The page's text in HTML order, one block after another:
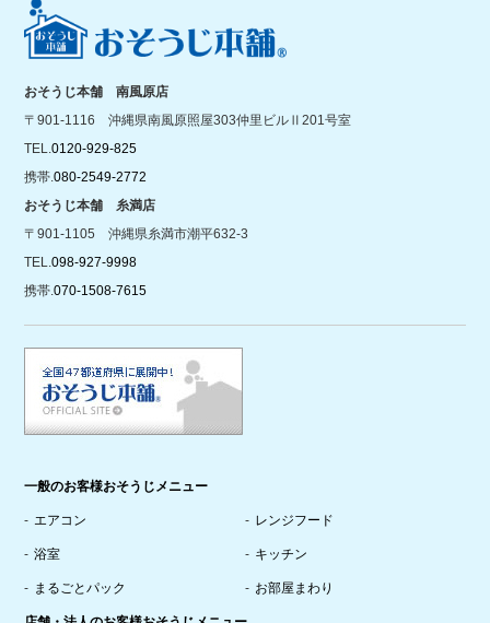
おそうじ本舗 南風原店
〒901-1116 沖縄県南風原照屋303仲里ビルⅡ201号室
TEL.0120-929-825
携帯.080-2549-2772
おそうじ本舗 糸満店
〒901-1105 沖縄県糸満市潮平632-3
TEL.098-927-9998
携帯.070-1508-7615
一般のお客様おそうじメニュー
エアコン レンジフード
浴室 キッチン
まるごとパック お部屋まわり